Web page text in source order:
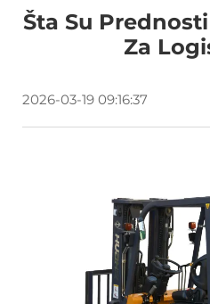
Šta Su
Za
2026-03-19 09:16:37